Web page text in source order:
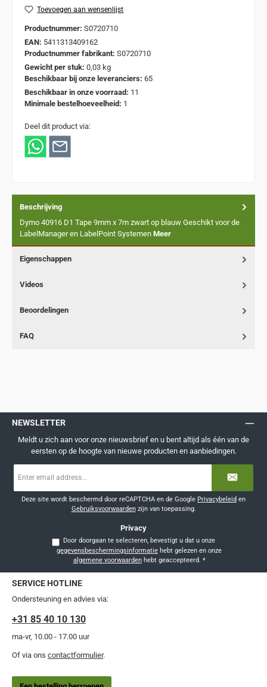
Toevoegen aan wensenlijst
Productnummer: S0720710
EAN: 5411313409162
Productnummer fabrikant: S0720710
Gewicht per stuk: 0,03 kg
Beschikbaar bij onze leveranciers: 65
Beschikbaar in onze voorraad: 11
Minimale bestelhoeveelheid: 1
Deel dit product via:
Beschrijving
Dymo 40916 D1 Tape 9mm x 7m zwart op blauw Geschikt voor de
LabelManager en LabelPoint Systemen Meer
Eigenschappen
Videos
Beoordelingen
FAQ
NEWSLETTER
Meldt u zich aan voor onze nieuwsbrief en u bent altijd als één van de
eersten op de hoogte van nieuwe producten en aanbiedingen.
mailadres
Deze site wordt beschermd door reCAPTCHA en de Google Privacybeleid en
Gebruiksvoorwaardenzijn van toepassing.
Privacy
Door doorgaan te selecteren, bevestigt u dat u onze
gegevensbeschermingsinformatie
algemene voorwaardenhebt geaccepteerd. *
SERVICE HOTLINE
Ondersteuning en advies via:
+31 85 40 10 130
ma-vr, 10.00 - 17.00 uur
Of via ons contactformulier.